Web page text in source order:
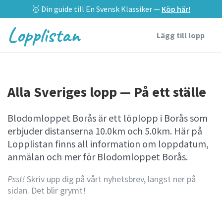
🥇 Din guide till En Svensk Klassiker — Köp här!
Lopplistan Lägg till lopp
Alla Sveriges lopp — På ett ställe
Blodomloppet Borås är ett löplopp i Borås som
erbjuder distanserna 10.0km och 5.0km. Här på
Lopplistan finns all information om loppdatum,
anmälan och mer för Blodomloppet Borås.
Psst!Skriv upp dig på vårt nyhetsbrev, längst ner på
sidan. Det blir grymt!